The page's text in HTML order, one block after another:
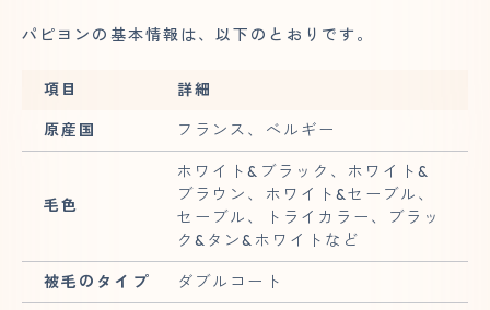
パピヨンの基本情報は、以下のとおりです。
項目 詳細
原産国 フランス、ベルギー
毛色
ホワイト&ブラック、ホワイト&
ブラウン、ホワイト&セーブル、
セーブル、トライカラー、ブラッ
ク&タン&ホワイトなど
被毛のタイプ ダブルコート